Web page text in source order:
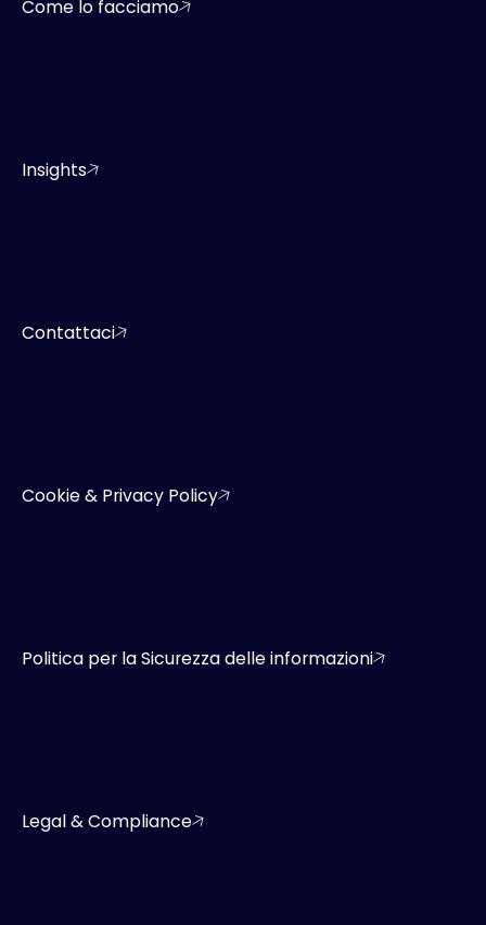
Come lo facciamo
Insights
Contattaci
Cookie & Privacy Policy
Politica per la Sicurezza delle informazioni
Legal & Compliance